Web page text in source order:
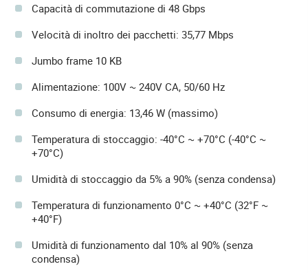
Capacità di commutazione di 48 Gbps
Velocità di inoltro dei pacchetti: 35,77 Mbps
Jumbo frame 10 KB
Alimentazione: 100V ~ 240V CA, 50/60 Hz
Consumo di energia: 13,46 W (massimo)
Temperatura di stoccaggio: -40°C ~ +70°C (-40°C ~
+70°C)
Umidità di stoccaggio da 5% a 90% (senza condensa)
Temperatura di funzionamento 0°C ~ +40°C (32°F ~
+40°F)
Umidità di funzionamento dal 10% al 90% (senza
condensa)